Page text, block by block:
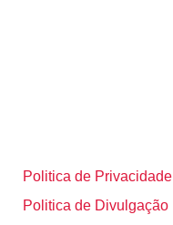
Politica de Privacidade
Politica de Divulgação